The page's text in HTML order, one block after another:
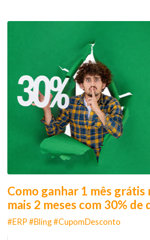
Como ganhar 1 mês grátis
mais 2 meses com 30% de
#ERP #Bling #CupomDesconto